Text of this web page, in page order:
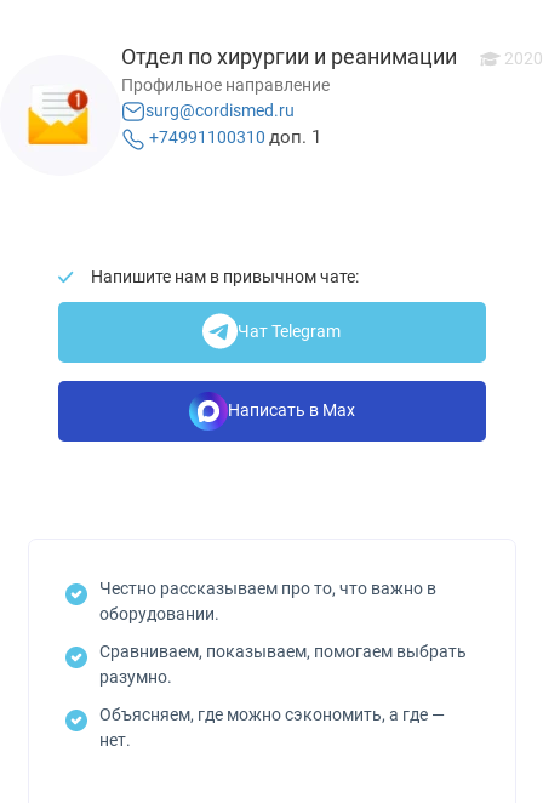
Отдел по хирургии и реанимации 2020
Профильное направление
surg@cordismed.ru
+74991100310 доп. 1
Напишите нам в привычном чате:
Чат Telegram
Написать в Max
Честно рассказываем про то, что важно в
оборудовании.
Сравниваем, показываем, помогаем выбрать
разумно.
Объясняем, где можно сэкономить, а где —
нет.